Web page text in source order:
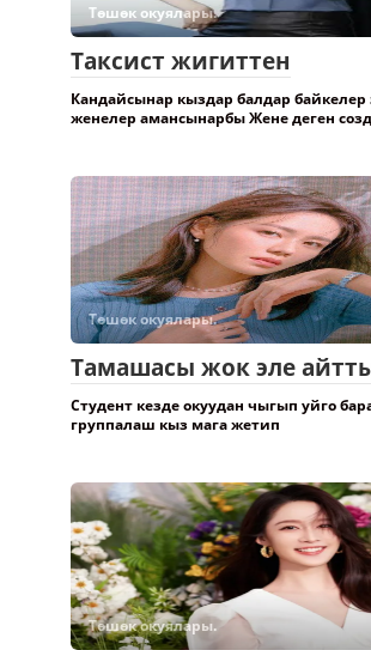
Төшөк окуялары.
Таксист жигиттен
Кандайсынар кыздар балдар байкелер
женелер амансынарбы Жене деген
Төшөк окуялары.
Тамашасы жок эле
Студент кезде окуудан чыгып уйго
группалаш кыз мага жетип
Төшөк окуялары.